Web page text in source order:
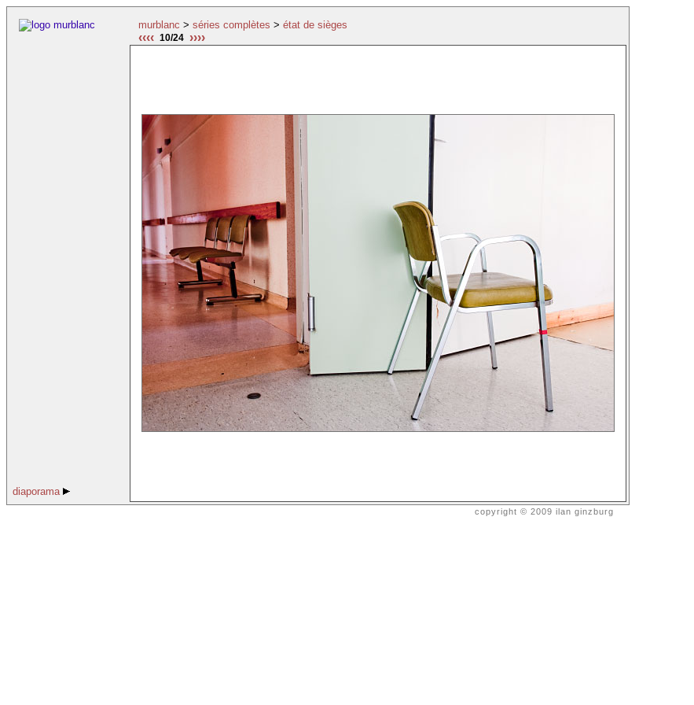
murblanc > séries complètes > état de sièges
‹‹‹‹ 10/24 ››››
diaporama
copyright © 2009 ilan ginzburg